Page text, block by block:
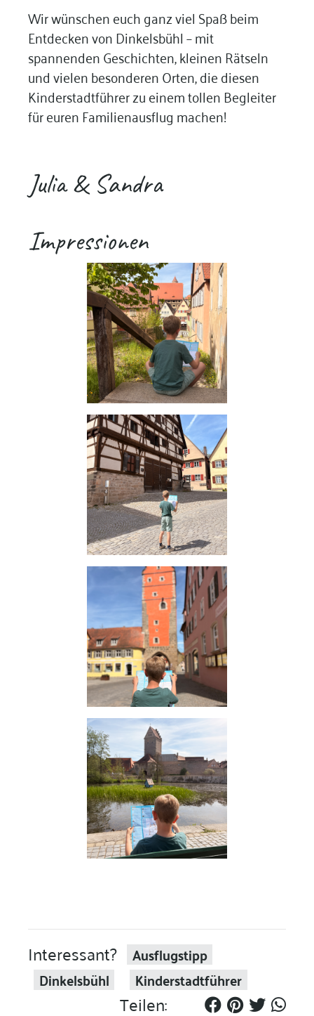
Wir wünschen euch ganz viel Spaß beim
Entdecken von Dinkelsbühl – mit
spannenden Geschichten, kleinen Rätseln
und vielen besonderen Orten, die diesen
Kinderstadtführer zu einem tollen Begleiter
für euren Familienausflug machen!
Julia & Sandra
Impressionen
Interessant?
Ausflugstipp
Dinkelsbühl
Kinderstadtführer
Teilen: